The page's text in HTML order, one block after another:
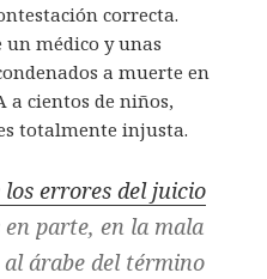
correcta.
un médico y unas
a muerte en
a cientos de niños,
totalmente injusta.
errores del juicio
en parte, en la mala
árabe del término